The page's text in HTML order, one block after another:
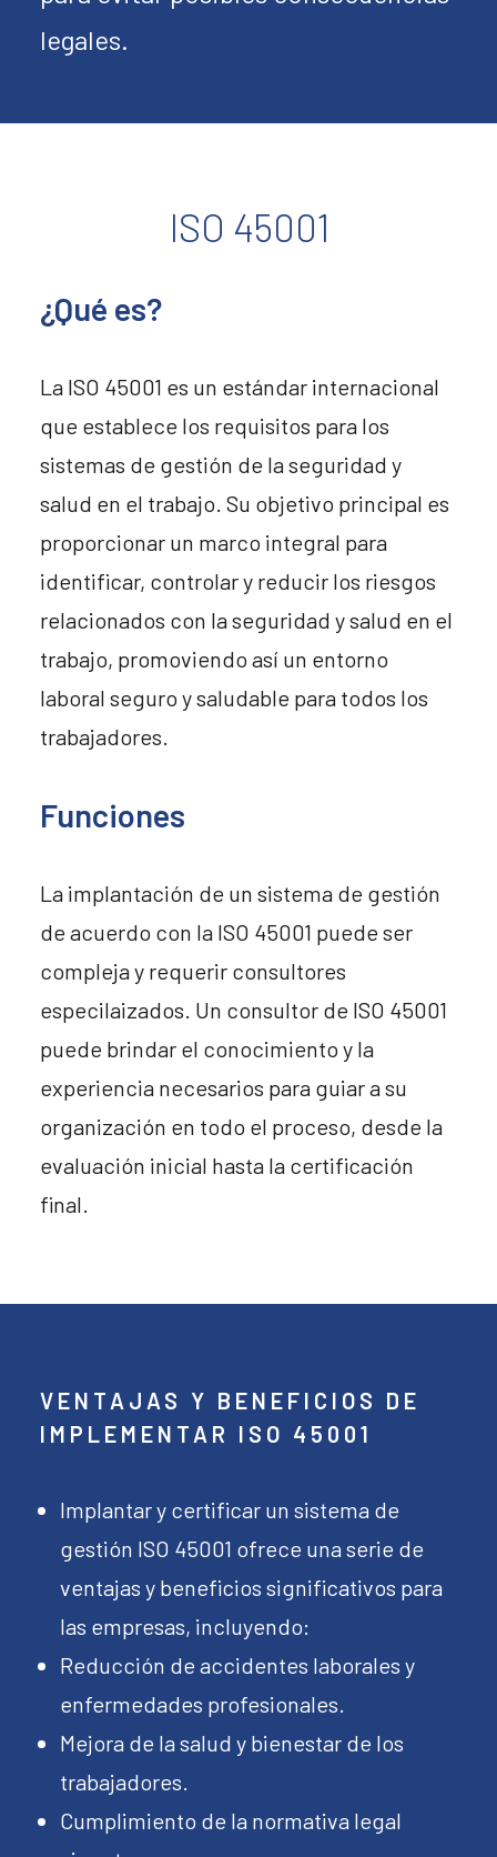
legales.
ISO 45001
¿Qué es?
La ISO 45001 es un estándar internacional
que establece los requisitos para los
sistemas de gestión de la seguridad y
salud en el trabajo. Su objetivo principal es
proporcionar un marco integral para
identificar, controlar y reducir los riesgos
relacionados con la seguridad y salud en el
trabajo, promoviendo así un entorno
laboral seguro y saludable para todos los
trabajadores.
Funciones
La implantación de un sistema de gestión
de acuerdo con la ISO 45001 puede ser
compleja y requerir consultores
especilaizados. Un consultor de ISO 45001
puede brindar el conocimiento y la
experiencia necesarios para guiar a su
organización en todo el proceso, desde la
evaluación inicial hasta la certificación
final.
VENTAJAS Y BENEFICIOS DE
IMPLEMENTAR ISO 45001
Implantar y certificar un sistema de
gestión ISO 45001 ofrece una serie de
ventajas y beneficios significativos para
las empresas, incluyendo:
Reducción de accidentes laborales y
enfermedades profesionales.
Mejora de la salud y bienestar de los
trabajadores.
Cumplimiento de la normativa legal